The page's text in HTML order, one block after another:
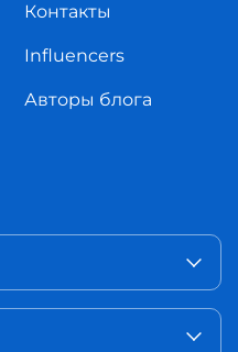
Контакты
Influencers
Авторы блога